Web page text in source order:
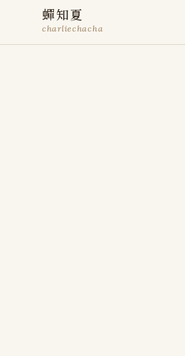
蟬知夏
charliechacha